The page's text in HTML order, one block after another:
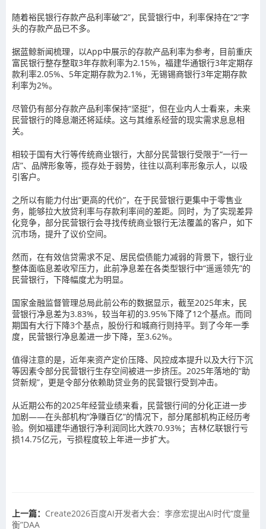
随着裕民银行存款产品利率破“2”，民营银行中，利率保持在“2”字
头的存款产品已不多。
据蓝鲸新闻梳理，以App中展示的存款产品利率为参考，目前重庆
富民银行整存整取3年存款利率为2.15%，福建华通银行3年定期存
款利率2.05%、5年定期存款为2.1%，无锡锡商银行3年定期存款
利率为2%。
尽管仍有部分存款产品利率保持“坚挺”，但在业内人士看来，未来
民营银行的降息潮还将延续。这与其维系经营的现实需求息息相
关。
相较于国有大行等传统商业银行，大部分民营银行受限于“一行一
店”、品牌形象等，揽存处于弱势，往往以高利率形象示人，以吸
引客户。
之所以有能力付出“更高的代价”，在于民营银行更集中于零售业
务，能够拉大放贷利率与存款利率间的差距。同时，为了实现差异
化竞争，部分民营银行会寻找传统商业银行无法覆盖的客户，如下
沉市场，提升了议价空间。
然而，在有效信贷需求不足、居民偿债能力减弱的背景下，银行业
整体面临息差收窄压力，此前净息差在各类型银行中“遥遥领先”的
民营银行，下降幅度尤为明显。
国家金融监督管理总局此前公布的数据显示，截至2025年末，民
营银行净息差为3.83%，较当年初的3.95%下降了12个基点。而同
期国有大行下降3个基点，股份行和城商行则持平。到了今年一季
度，民营银行净息差进一步下降，至3.62%。
值得注意的是，近年来资产定价压降、风控成本提升以及大行下沉
等因素令部分民营银行生存空间被进一步挤压。2025年落地的“助
贷新规”，更是令部分依赖助贷业务的民营银行受到冲击。
从近期公布的2025年经营业绩来看，民营银行间的分化正进一步
加剧——在头部机构“净赚百亿”的情况下，部分尾部机构正经历考
验。例如福建华通银行净利润同比大跌70.93%；吉林亿联银行亏
损14.75亿元，亏损程度较上年进一步扩大。
上一篇： Create2026百度AI开发者大会：李彦宏提出AI时代“度量
衡”DAA